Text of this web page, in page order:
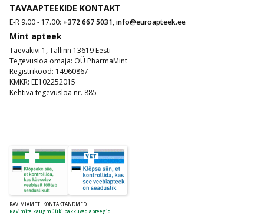
TAVAAPTEEKIDE KONTAKT
E-R 9.00 - 17.00: +372 667 5031,info@euroapteek.ee
Mint apteek
Taevakivi 1, Tallinn 13619 Eesti
Tegevusloa omaja: OÜ PharmaMint
Registrikood: 14960867
KMKR: EE102252015
Kehtiva tegevusloa nr. 885
RAVIMIAMETI KONTAKTANDMED
Ravimite kaugmüüki pakkuvad apteegid